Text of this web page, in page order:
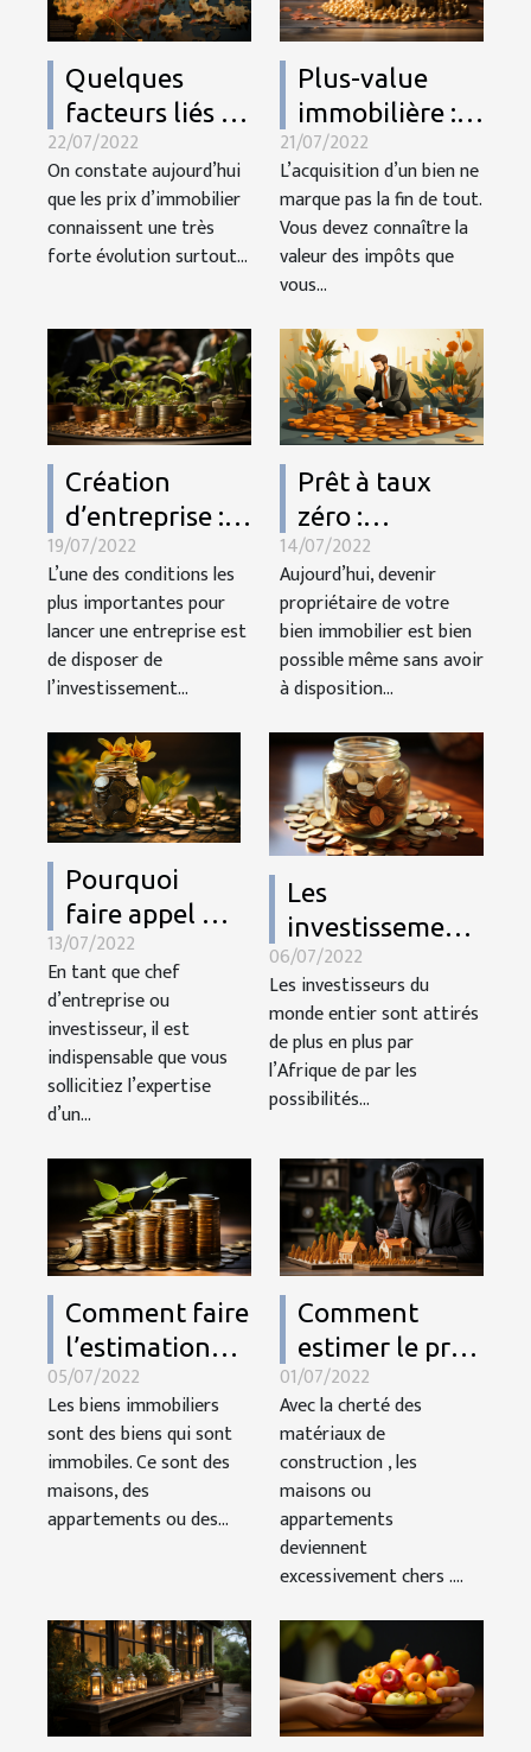
Quelques
facteurs liés à
l'évolution des
prix de
l'immobilier.
22/07/2022
On constate aujourd’hui
que les prix d’immobilier
connaissent une très
forte évolution surtout...
Plus-value
immobilière :
comment la
calculer ?
21/07/2022
L’acquisition d’un bien ne
marque pas la fin de tout.
Vous devez connaître la
valeur des impôts que
vous...
Création
d’entreprise :
quelques
astuces pour
financer le
projet
19/07/2022
L’une des conditions les
plus importantes pour
lancer une entreprise est
de disposer de
l’investissement...
Prêt à taux
zéro :
avantages et
processus
d’obtention
14/07/2022
Aujourd’hui, devenir
propriétaire de votre
bien immobilier est bien
possible même sans avoir
à disposition...
Pourquoi
faire appel à
un cabinet
spécialisé
dans la
gestion de
patrimoine ?
13/07/2022
En tant que chef
d’entreprise ou
investisseur, il est
indispensable que vous
sollicitiez l’expertise
d’un...
Les
investissements
dans le
continent
africain : ce
qu'il faut savoir
06/07/2022
Les investisseurs du
monde entier sont attirés
de plus en plus par
l’Afrique de par les
possibilités...
Comment faire
l’estimation
d’un bien
immobilier ?
05/07/2022
Les biens immobiliers
sont des biens qui sont
immobiles. Ce sont des
maisons, des
appartements ou des...
Comment
estimer le prix
de vente de
votre maison
ou
appartement ?
01/07/2022
Avec la cherté des
matériaux de
construction , les
maisons ou
appartements
deviennent
excessivement chers ....